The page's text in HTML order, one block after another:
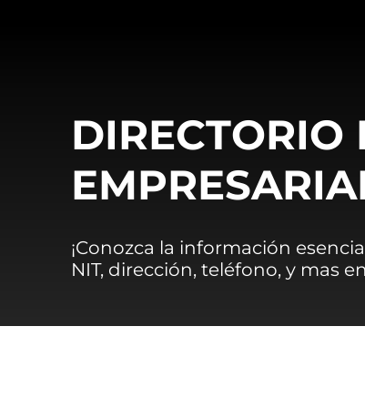
DIRECTORIO
¡Conozca la información
NIT, dirección, teléfono, y mas